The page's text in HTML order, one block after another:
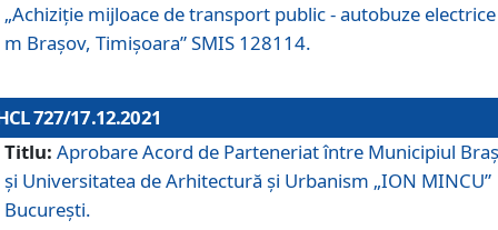
„Achiziție mijloace de transport public - autobuze
m Brașov, Timișoara” SMIS 128114.
727/17.12.2021
Titlu: Aprobare Acord de Parteneriat între Municipiul
și Universitatea de Arhitectură și Urbanism „ION MINCU”
București.